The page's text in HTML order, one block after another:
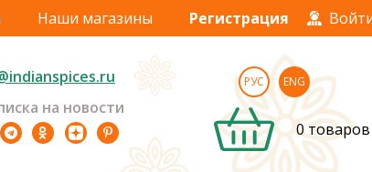
Наши магазины Регистрация
на новости
РУС ENG
0 товаров